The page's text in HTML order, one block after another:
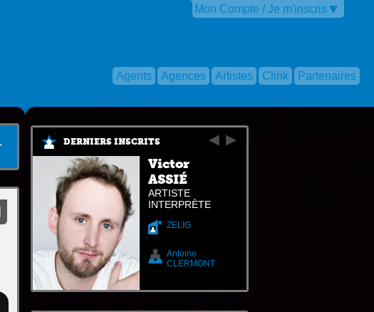
Mon Compte / Je m'inscris
Agents Agences Artistes Clink Partenaires
DERNIERS INSCRITS
Victor
ASSIÉ
ARTISTE
INTERPRÈTE
ZELIG
Antoine
CLERMONT